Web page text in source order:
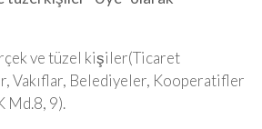
ve tüzel kişiler(Ticaret
Vakıflar, Belediyeler, Kooperatifler
Md.8, 9).